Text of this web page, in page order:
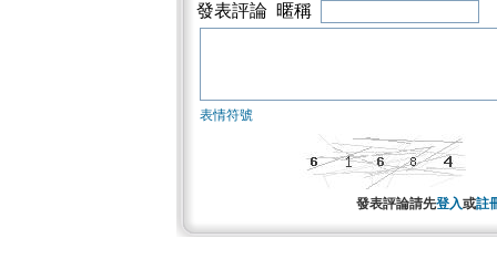
發表評論 暱稱
表情符號
發表評論請先登入或註